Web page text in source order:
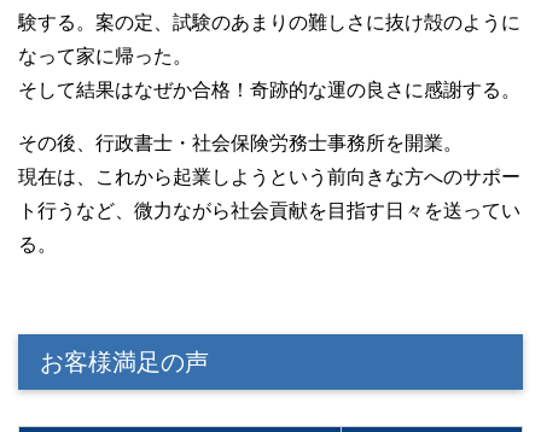
験する。案の定、試験のあまりの難しさに抜け殻のように
なって家に帰った。
そして結果はなぜか合格！奇跡的な運の良さに感謝する。
その後、行政書士・社会保険労務士事務所を開業。
現在は、これから起業しようという前向きな方へのサポー
ト行うなど、微力ながら社会貢献を目指す日々を送ってい
る。
お客様満足の声